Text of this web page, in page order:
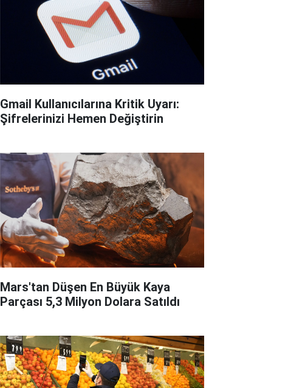
Gmail Kullanıcılarına Kritik Uyarı:
Şifrelerinizi Hemen Değiştirin
Mars'tan Düşen En Büyük Kaya
Parçası 5,3 Milyon Dolara Satıldı